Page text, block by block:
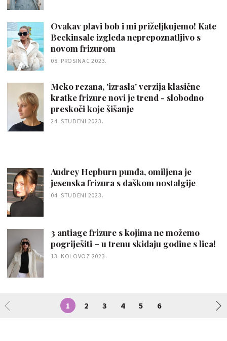
Ovakav plavi bob i mi priželjkujemo! Kate
Beckinsale izgleda neprepoznatljivo s
novom frizurom
08. PROSINAC 2023.
Meko rezana, 'izrasla' verzija klasične
kratke frizure novi je trend - slobodno
preskoči koje šišanje
24. STUDENI 2023.
Audrey Hepburn punđa, omiljena je
jesenska frizura s daškom nostalgije
04. STUDENI 2023.
3 antiage frizure s kojima ne možemo
pogriješiti – u trenu skidaju godine s lica!
13. KOLOVOZ 2023.
1 2 3 4 5 6